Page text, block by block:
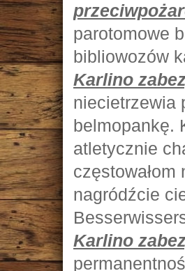
parotomowe
bibliowozów
Karlino
niecietrzewia
belmopankę.
atletycznie
nagródźcie
Karlino